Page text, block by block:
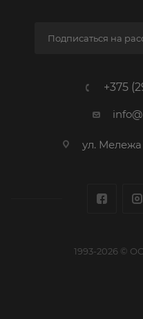
Подписаться на
+375
ул. Мележа
1993-2026 ©